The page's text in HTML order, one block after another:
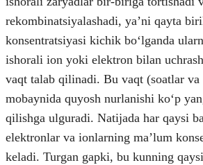
rekombinatsiyalashadi, yaʼni qayta
konsentratsiyasi kichik boʻlganda
ishorali ion yoki elektron bilan
vaqt talab qilinadi. Bu vaqt (soatlar
mobaynida quyosh nurlanishi koʻp
qilishga ulguradi. Natijada har qaysi
elektronlar va ionlarning maʼlum
keladi. Turgan gapki, bu kunning